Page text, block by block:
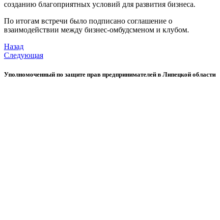
созданию благоприятных условий для развития бизнеса.
По итогам встречи было подписано соглашение о
взаимодействии между бизнес-омбудсменом и клубом.
Назад
Следующая
Уполномоченный по защите прав предпринимателей в Липецкой области